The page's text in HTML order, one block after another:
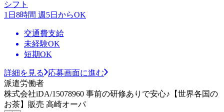
シフト
1日8時間 週5日からOK
交通費支給
未経験OK
短期OK
詳細を見る
応募画面に進む
派遣労働者
株式会社iDA/15078960 事前の研修ありで安心♪【世界各国の
お茶】販売 高崎オーパ